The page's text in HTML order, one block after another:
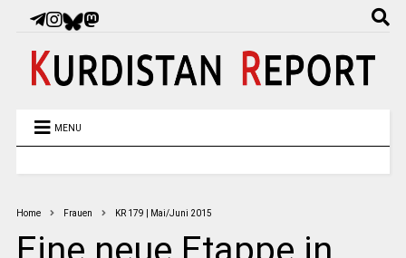
MENU
Home Frauen KR 179 | Mai/Juni 2015